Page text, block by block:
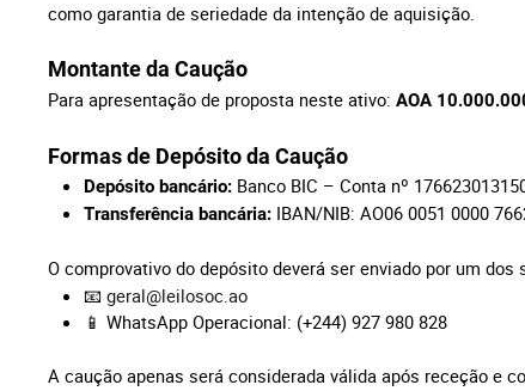
como garantia de seriedade da intenção de aquisição.
Montante da Caução
Para apresentação de proposta neste ativo: AOA
Formas de Depósito da Caução
Depósito bancário: Banco BIC – Conta nº
Transferência bancária: IBAN/NIB: AO06 0051 0000
O comprovativo do depósito deverá ser enviado por um dos
📧 geral@leilosoc.ao
📱 WhatsApp Operacional: (+244) 927 980 828
A caução apenas será considerada válida após receção e